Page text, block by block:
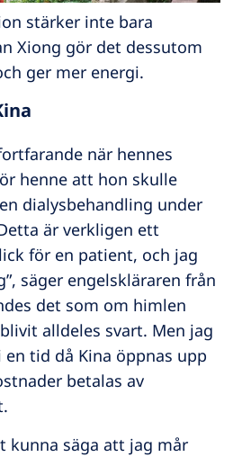
stärker inte bara
Xiong gör det dessutom
ger mer energi.
när hennes
henne att hon skulle
dialysbehandling under
är verkligen ett
för en patient, och jag
säger engelskläraren från
det som om himlen
alldeles svart. Men jag
tid då Kina öppnas upp
betalas av
kunna säga att jag mår